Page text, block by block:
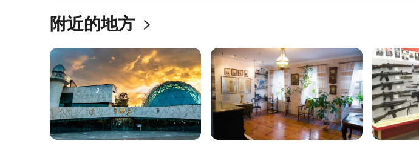
附近的地方